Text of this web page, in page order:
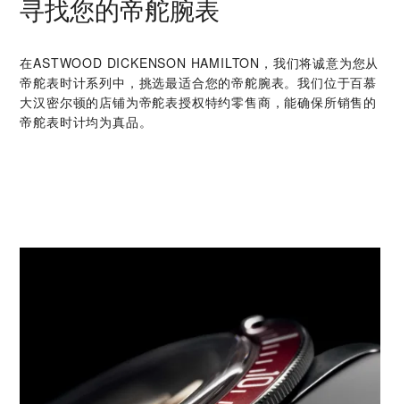
寻找您的帝舵腕表
在‭ASTWOOD DICKENSON HAMILTON‬，我们将诚意为您从
帝舵表时计系列中，挑选最适合您的帝舵腕表。我们位于百慕
大汉密尔顿的店铺为帝舵表授权特约零售商，能确保所销售的
帝舵表时计均为真品。